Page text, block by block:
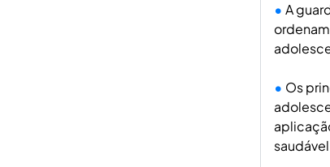
A
Os